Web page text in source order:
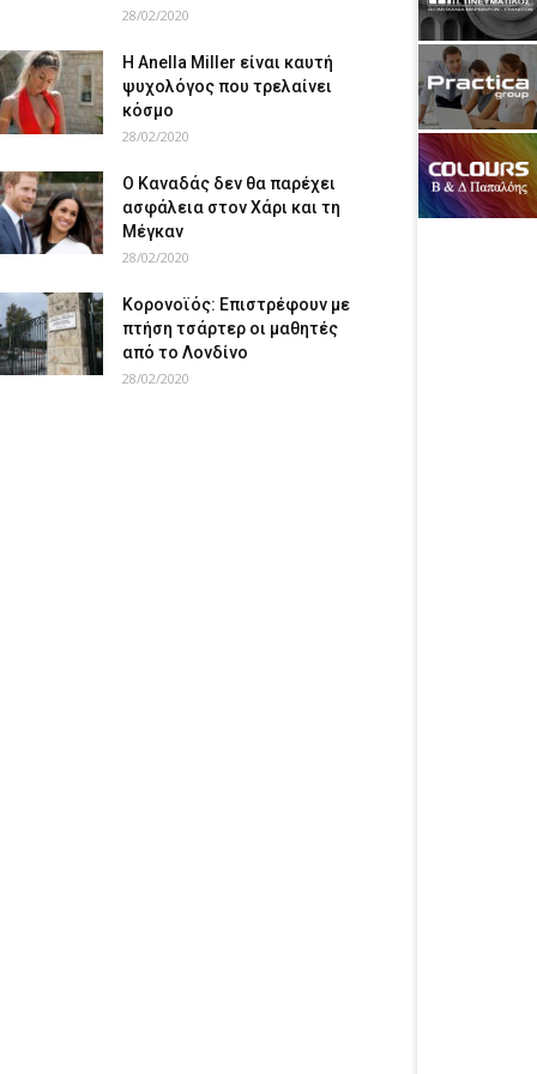
28/02/2020
Η Anella Miller είναι καυτή
ψυχολόγος που τρελαίνει
κόσμο
28/02/2020
Ο Καναδάς δεν θα παρέχει
ασφάλεια στον Χάρι και τη
Μέγκαν
28/02/2020
Κορονοϊός: Επιστρέφουν με
πτήση τσάρτερ οι μαθητές
από το Λονδίνο
28/02/2020